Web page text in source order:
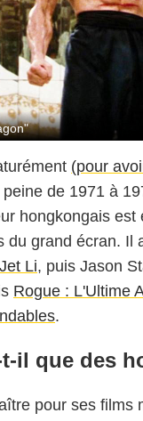
(pour
de 1971 à
hongkongais
du grand écran. Il
Jet Li, puis Jason
Rogue : L'Ultime
.
il que des
pour ses films
AGENCE /